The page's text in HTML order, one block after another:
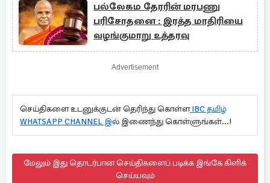
பல்லேகம தேரரின் மரபணு
பரிசோதனை : இரத்த மாதிரியை
வழங்குமாறு உத்தரவு
Advertisement
செய்திகளை உடனுக்குடன் தெரிந்து கொள்ளIBC தமிழ்
WHATSAPP CHANNEL இல் இணைந்து கொள்ளுங்கள்...!
மேலும் இது தொடர்பான செய்திகளைப் படிக்க இங்கே கிளிக்
செய்யவும்